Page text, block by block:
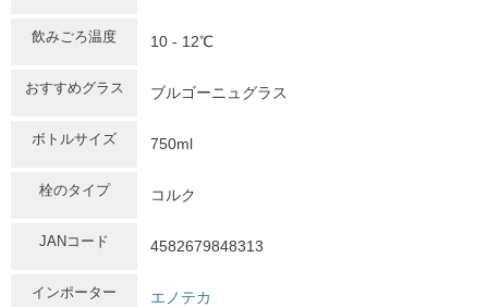
飲みごろ温度 10 - 12℃
おすすめグラス ブルゴーニュグラス
ボトルサイズ 750ml
栓のタイプ コルク
JANコード 4582679848313
インポーター エノテカ